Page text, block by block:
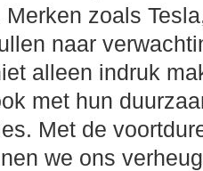
zoals
naar
alleen indruk
met hun
Met de
we ons